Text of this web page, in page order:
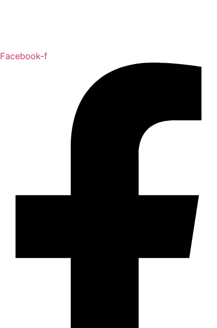
Facebook-f